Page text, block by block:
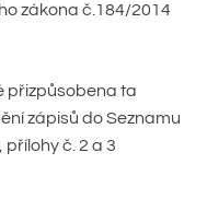
zákona č.184/2014
přizpůsobena ta
zápisů do Seznamu
přílohy č. 2 a 3